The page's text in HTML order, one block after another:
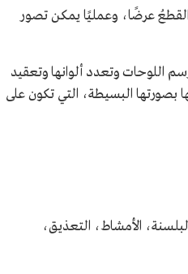
عرضًا، وعمليًا يمكن تصور
اللوحات وتعدد ألوانها وتعقيد
بصورتها البسيطة، التي تكون على
الأمشاط، التعذيق،